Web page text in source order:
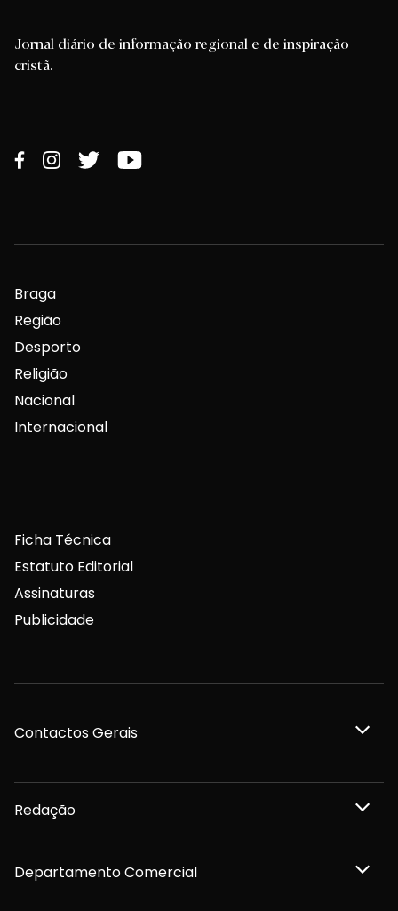
Jornal diário de informação regional e de inspiração
cristã.
Braga
Região
Desporto
Religião
Nacional
Internacional
Ficha Técnica
Estatuto Editorial
Assinaturas
Publicidade
Contactos Gerais
Redação
Departamento Comercial